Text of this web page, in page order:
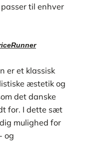
til enhver
er et klassisk
æstetik og
det danske
for. I dette sæt
mulighed for
og